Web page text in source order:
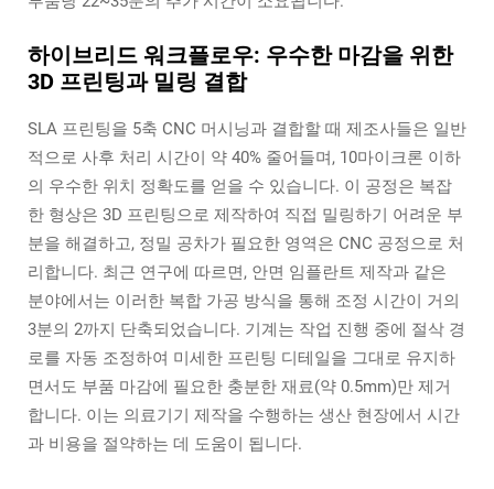
하이브리드 워크플로우: 우수한 마감을 위한
3D 프린팅과 밀링 결합
SLA 프린팅을 5축 CNC 머시닝과 결합할 때 제조사들은 일반
적으로 사후 처리 시간이 약 40% 줄어들며, 10마이크론 이하
의 우수한 위치 정확도를 얻을 수 있습니다. 이 공정은 복잡
한 형상은 3D 프린팅으로 제작하여 직접 밀링하기 어려운 부
분을 해결하고, 정밀 공차가 필요한 영역은 CNC 공정으로 처
리합니다. 최근 연구에 따르면, 안면 임플란트 제작과 같은
분야에서는 이러한 복합 가공 방식을 통해 조정 시간이 거의
3분의 2까지 단축되었습니다. 기계는 작업 진행 중에 절삭 경
로를 자동 조정하여 미세한 프린팅 디테일을 그대로 유지하
면서도 부품 마감에 필요한 충분한 재료(약 0.5mm)만 제거
합니다. 이는 의료기기 제작을 수행하는 생산 현장에서 시간
과 비용을 절약하는 데 도움이 됩니다.